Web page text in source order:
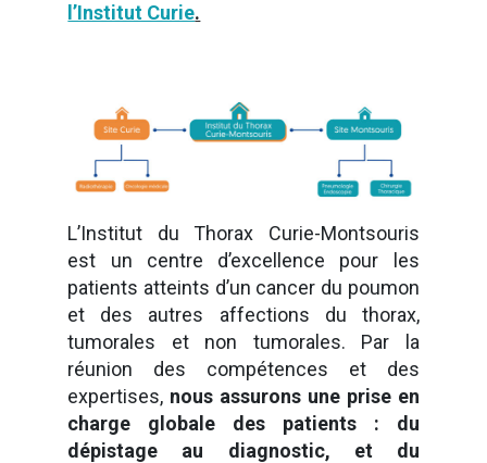
l’Institut Curie.
L’Institut du Thorax Curie-Montsouris
est un centre d’excellence pour les
patients atteints d’un cancer du poumon
et des autres affections du thorax,
tumorales et non tumorales. Par la
réunion des compétences et des
expertises, nous assurons une prise en
charge globale des patients : du
dépistage au diagnostic, et du